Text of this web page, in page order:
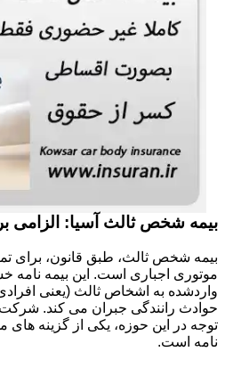
بیمه شخص ثالث آسیا: الزامی
بیمه شخص ثالث، طبق قانون، برای
موتوری اجباری است. این بیمه نامه
واردشده به اشخاص ثالث (یعنی
حوادث رانندگی جبران می کند. شرکت
توجه در این حوزه، یکی از گزینه های
نامه است.